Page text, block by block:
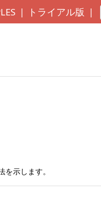
トライアル版
示します。